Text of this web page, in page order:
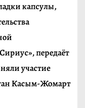
капсулы,
передаёт
участие
Касым-Жомарт